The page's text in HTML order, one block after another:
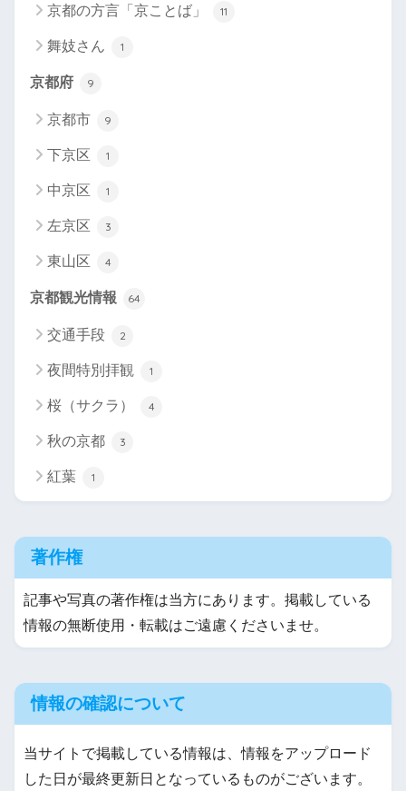
京都の方言「京ことば」 11
舞妓さん 1
京都府 9
京都市 9
下京区 1
中京区 1
左京区 3
東山区 4
京都観光情報 64
交通手段 2
夜間特別拝観 1
桜（サクラ） 4
秋の京都 3
紅葉 1
著作権
記事や写真の著作権は当方にあります。掲載している
情報の無断使用・転載はご遠慮くださいませ。
情報の確認について
当サイトで掲載している情報は、情報をアップロード
した日が最終更新日となっているものがございます。